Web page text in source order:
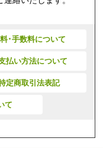
･手数料について
払い方法について
定商取引法表記
て